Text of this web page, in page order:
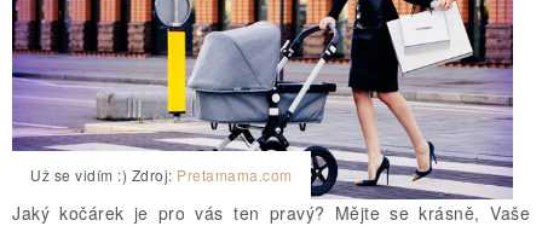
Už se vidím :) Zdroj: Pretamama.com
Jaký kočárek je pro vás ten pravý? Mějte se krásně, Vaše